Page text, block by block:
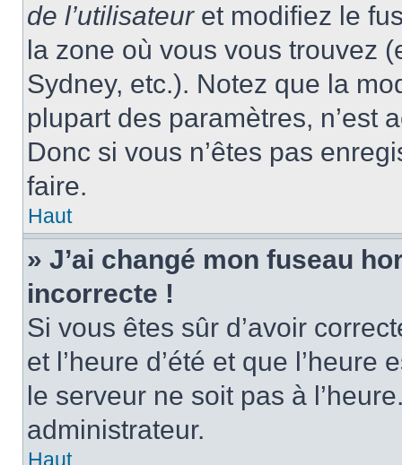
de l’utilisateuret modifiez le
la zone où vous vous trouvez
Sydney, etc.). Notez que la
plupart des paramètres, n’est
Donc si vous n’êtes pas
faire.
Haut
» J’ai changé mon fuseau
incorrecte !
Si vous êtes sûr d’avoir
et l’heure d’été et que
le serveur ne soit pas à
administrateur.
Haut